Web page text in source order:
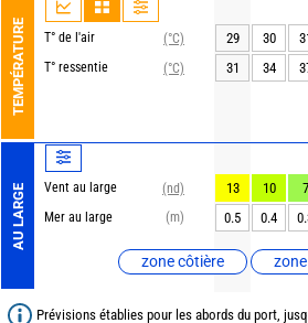
TEMPÉRATURE T° de l'air
(°C)
T° ressentie
(°C)
AU LARGE Vent au large
(nd)
Mer au large
(m)
zone côtière
29 30
31
34
13 10 7
0.5
0.4
Prévisions établies pour les abords du port,